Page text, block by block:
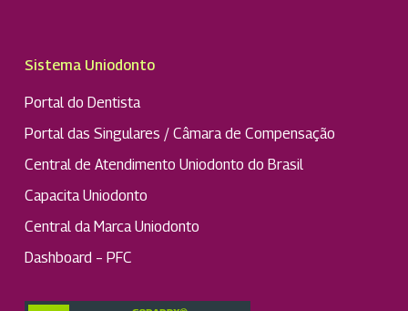
Sistema Uniodonto
Portal do Dentista
Portal das Singulares / Câmara de Compensação
Central de Atendimento Uniodonto do Brasil
Capacita Uniodonto
Central da Marca Uniodonto
Dashboard – PFC